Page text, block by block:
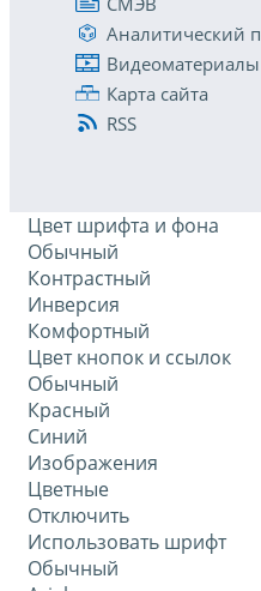
Аналитический
Видеоматериалы
Карта сайта
RSS
Цвет шрифта и фона
Обычный
Контрастный
Инверсия
Комфортный
Цвет кнопок и ссылок
Обычный
Красный
Синий
Изображения
Цветные
Отключить
Использовать шрифт
Обычный